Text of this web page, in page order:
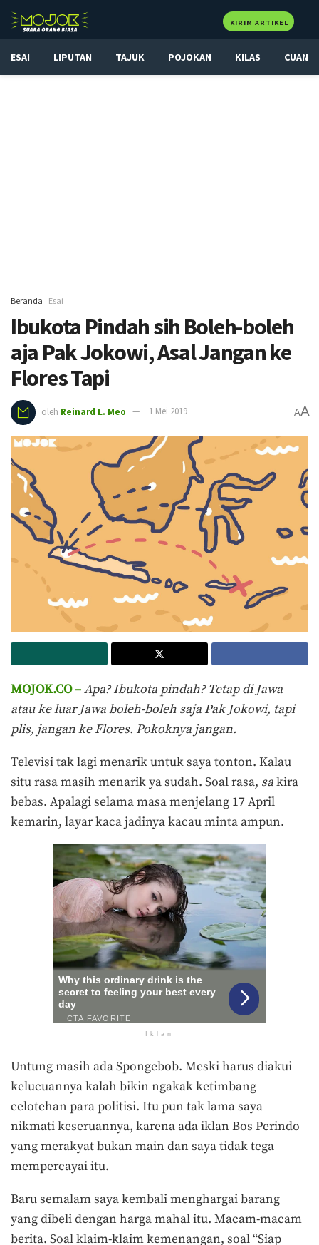
KIRIM ARTIKEL
ESAI LIPUTAN TAJUK POJOKAN KILAS CUAN
Beranda Esai
Ibukota Pindah sih Boleh-boleh
aja Pak Jokowi, Asal Jangan ke
Flores Tapi
oleh Reinard L. Meo 1 Mei 2019 AA
MOJOK.CO –Apa? Ibukota pindah? Tetap di Jawa
atau ke luar Jawa boleh-boleh saja Pak Jokowi, tapi
plis, jangan ke Flores. Pokoknya jangan.
Televisi tak lagi menarik untuk saya tonton. Kalau
situ rasa masih menarik ya sudah. Soal rasa, sakira
bebas. Apalagi selama masa menjelang 17 April
kemarin, layar kaca jadinya kacau minta ampun.
Iklan
Untung masih ada Spongebob. Meski harus diakui
kelucuannya kalah bikin ngakak ketimbang
celotehan para politisi. Itu pun tak lama saya
nikmati keseruannya, karena ada iklan Bos Perindo
yang merakyat bukan main dan saya tidak tega
mempercayai itu.
Baru semalam saya kembali menghargai barang
yang dibeli dengan harga mahal itu. Macam-macam
berita. Soal klaim-klaim kemenangan, soal “Siap